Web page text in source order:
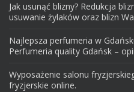
Jak usunąć blizny? Redukcja
usuwanie żylaków oraz blizn
Najlepsza perfumeria w
Perfumeria quality Gdańsk –
Wyposażenie salonu
fryzjerskie online.